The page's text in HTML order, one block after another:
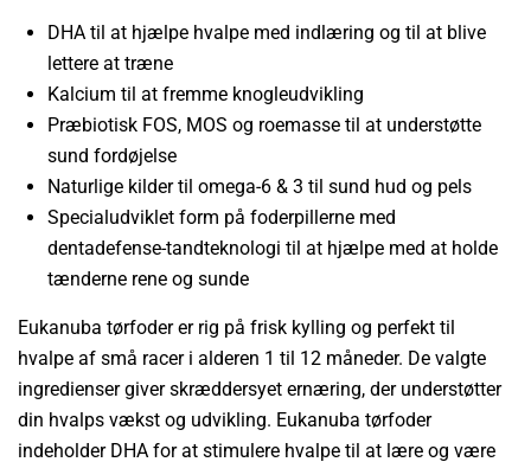
DHA til at hjælpe hvalpe med indlæring og til at blive
lettere at træne
Kalcium til at fremme knogleudvikling
Præbiotisk FOS, MOS og roemasse til at understøtte
sund fordøjelse
Naturlige kilder til omega-6 & 3 til sund hud og pels
Specialudviklet form på foderpillerne med
dentadefense-tandteknologi til at hjælpe med at holde
tænderne rene og sunde
Eukanuba tørfoder er rig på frisk kylling og perfekt til
hvalpe af små racer i alderen 1 til 12 måneder. De valgte
ingredienser giver skræddersyet ernæring, der understøtter
din hvalps vækst og udvikling. Eukanuba tørfoder
indeholder DHA for at stimulere hvalpe til at lære og være